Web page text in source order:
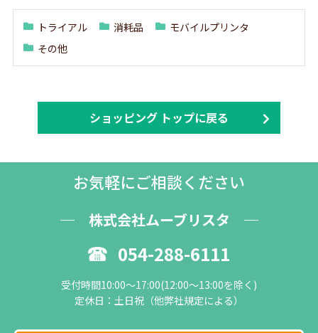
トライアル 消耗品
モバイルプリンタ
その他
ショッピング トップに戻る
お気軽にご相談ください
株式会社ムーブリスタ
054-288-6111
受付時間10:00～17:00(12:00～13:00を除く)
定休日：土日祝（他弊社規定による）